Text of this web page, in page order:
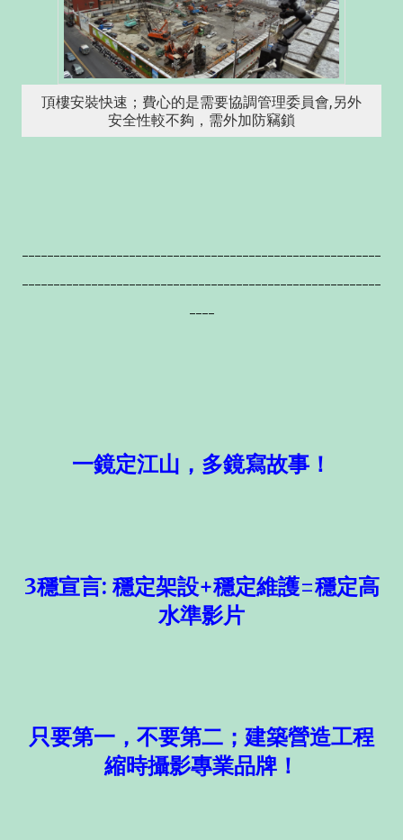
頂樓安裝快速；費心的是需要協調管理委員會,另外
安全性較不夠，需外加防竊鎖
---------------------------------------------------------
---------------------------------------------------------
----
一鏡定江山，多鏡寫故事！
3穩宣言: 穩定架設+穩定維護=穩定高
水準影片
只要第一，不要第二；建築營造工程
縮時攝影專業品牌！